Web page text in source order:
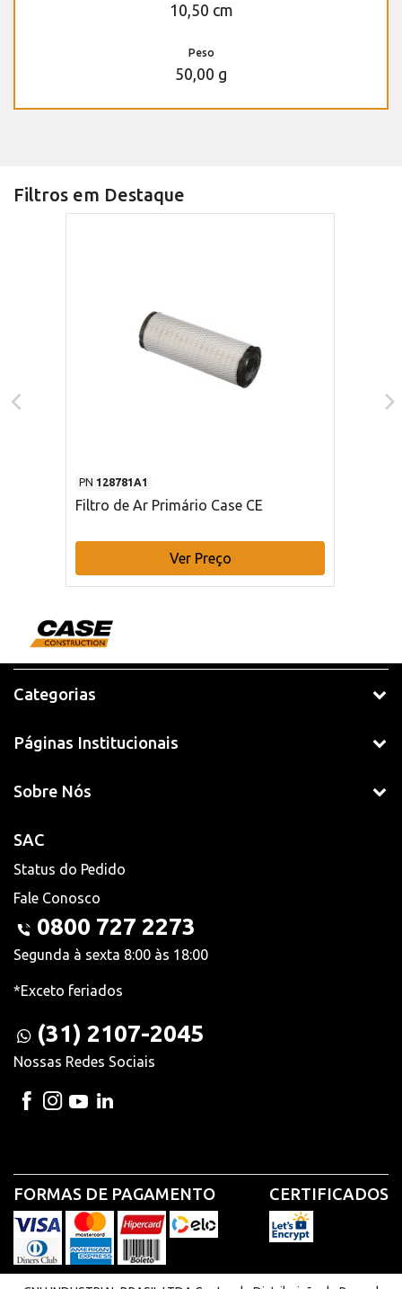
10,50 cm
Peso
50,00 g
Filtros em Destaque
PN 128781A1
Filtro de Ar Primário Case CE
Ver Preço
Categorias
Páginas Institucionais
Sobre Nós
SAC
Status do Pedido
Fale Conosco
0800 727 2273
Segunda à sexta 8:00 às 18:00
*Exceto feriados
(31) 2107-2045
Nossas Redes Sociais
FORMAS DE PAGAMENTO CERTIFICADOS